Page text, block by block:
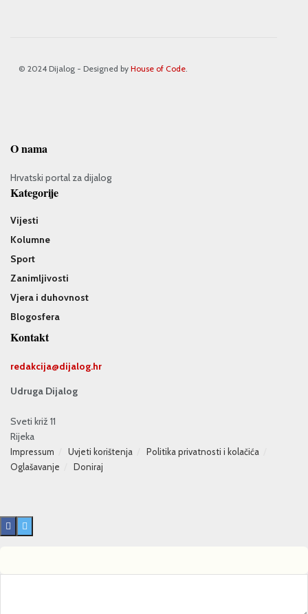
© 2024 Dijalog - Designed by House of Code.
O nama
Hrvatski portal za dijalog
Kategorije
Vijesti
Kolumne
Sport
Zanimljivosti
Vjera i duhovnost
Blogosfera
Kontakt
redakcija@dijalog.hr
Udruga Dijalog
Sveti križ 11
Rijeka
Impressum Uvjeti korištenja
Politika privatnosti i kolačića
Oglašavanje
Doniraj